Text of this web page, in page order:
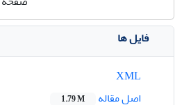
فایل ها
اصل مقاله
1.79 M